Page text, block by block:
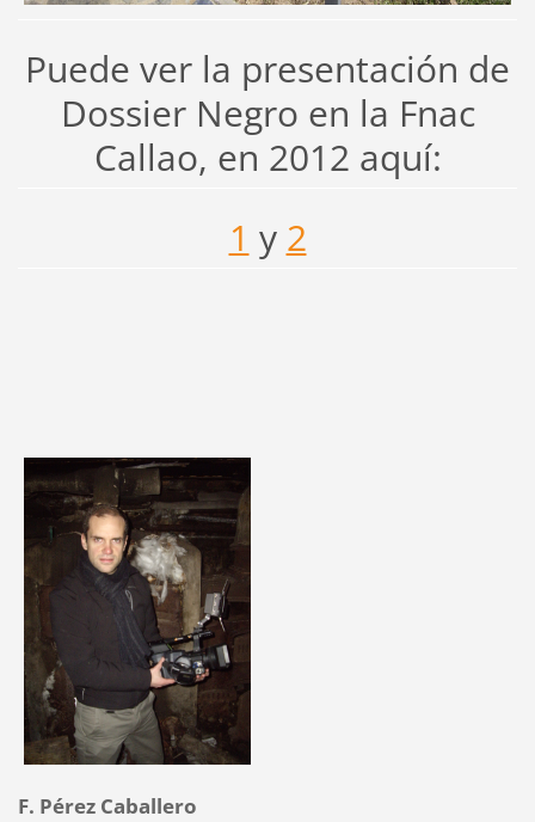
Puede ver la presentación de
Dossier Negro en la Fnac
Callao, en 2012 aquí:
1 y 2
F. Pérez Caballero